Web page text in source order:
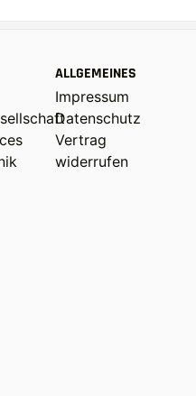
ALLGEMEINES
Impressum
Datenschutz
Vertrag
widerrufen